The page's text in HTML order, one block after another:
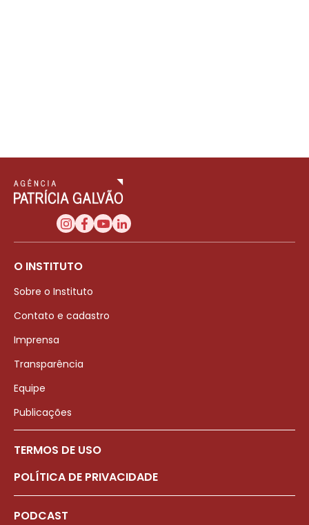
O INSTITUTO
Sobre o Instituto
Contato e cadastro
Imprensa
Transparência
Equipe
Publicações
TERMOS DE USO
POLÍTICA DE PRIVACIDADE
PODCAST